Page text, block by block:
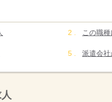
この職種
派遣会